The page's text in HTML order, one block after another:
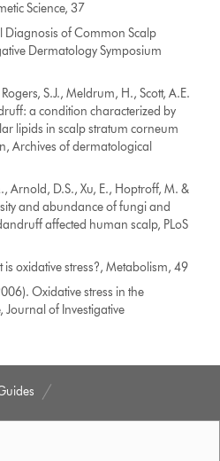
Science, 37
Diagnosis of Common Scalp
Dermatology Symposium
S.J., Meldrum, H., Scott, A.E.
a condition characterized by
lipids in scalp stratum corneum
Archives of dermatological
Arnold, D.S., Xu, E., Hoptroff, M. &
and abundance of fungi and
affected human scalp, PLoS
is oxidative stress?, Metabolism, 49
Oxidative stress in the
Journal of Investigative